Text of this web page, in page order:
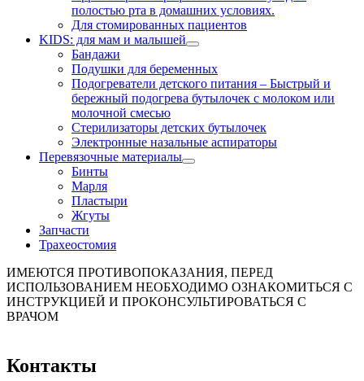
полостью рта в домашних условиях.
Для стомированных пациентов
KIDS: для мам и малышей
Бандажи
Подушки для беременных
Подогреватели детского питания – Быстрый и
бережный подогрева бутылочек с молоком или
молочной смесью
Стерилизаторы детских бутылочек
Электронные назальные аспираторы
Перевязочные материалы
Бинты
Марля
Пластыри
Жгуты
Запчасти
Трахеостомия
ИМЕЮТСЯ ПРОТИВОПОКАЗАНИЯ, ПЕРЕД
ИСПОЛЬЗОВАНИЕМ НЕОБХОДИМО ОЗНАКОМИТЬСЯ С
ИНСТРУКЦИЕЙ И ПРОКОНСУЛЬТИРОВАТЬСЯ С
ВРАЧОМ
Контакты